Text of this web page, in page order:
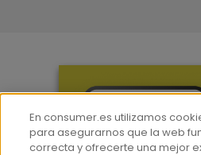
En consumer.es utilizamos
para asegurarnos que la web
correcta y ofrecerte una mejor